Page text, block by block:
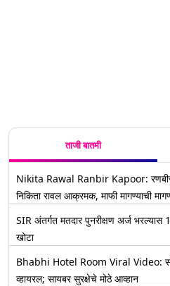
ताजी बातमी
Nikita Rawal Ranbir Kapoor: रणबीर
निकिता रावल आक्रमक, माफी मागण्याची
SIR अंतर्गत मतदार पुनरीक्षण अर्ज भरल्यास
खोटा
Bhabhi Hotel Room Viral Video:
व्हायरल; सायबर सुरक्षेचे मोठे आव्हान